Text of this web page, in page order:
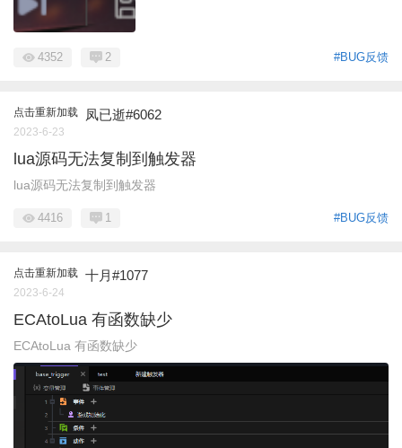
#BUG反馈
4352 2
点击重新加载 凤已逝#6062
2023-6-23
lua源码无法复制到触发器
lua源码无法复制到触发器
#BUG反馈
4416 1
点击重新加载 十月#1077
2023-6-24
ECAtoLua 有函数缺少
ECAtoLua 有函数缺少